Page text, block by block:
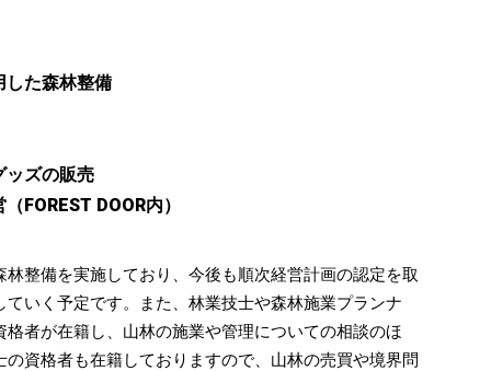
した森林整備
ッズの販売
FOREST DOOR内）
整備を実施しており、今後も順次経営計画の認定を取
いく予定です。また、林業技士や森林施業プランナ
者が在籍し、山林の施業や管理についての相談のほ
資格者も在籍しておりますので、山林の売買や境界問